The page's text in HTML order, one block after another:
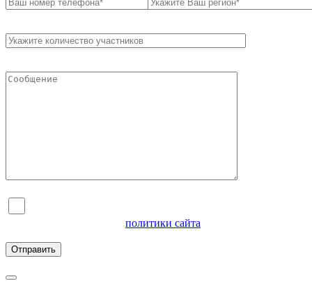
политики сайта